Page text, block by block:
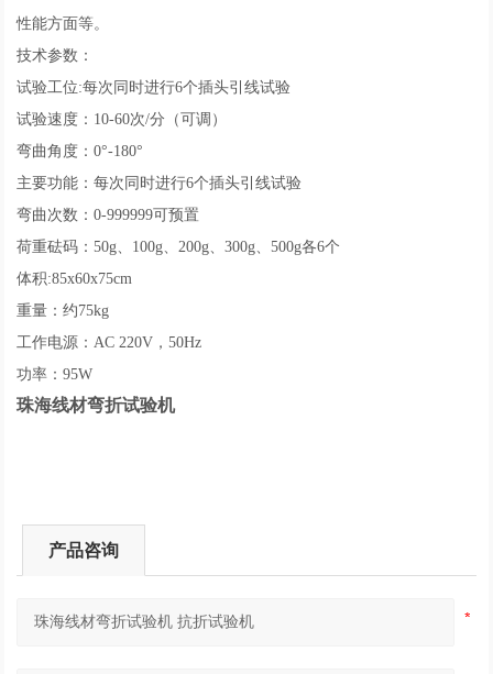
性能方面等。
技术参数：
试验工位:每次同时进行6个插头引线试验
试验速度：10-60次/分（可调）
弯曲角度：0°-180°
主要功能：每次同时进行6个插头引线试验
弯曲次数：0-999999可预置
荷重砝码：50g、100g、200g、300g、500g各6个
体积:85x60x75cm
重量：约75kg
工作电源：AC 220V，50Hz
功率：95W
珠海线材弯折试验机
产品咨询